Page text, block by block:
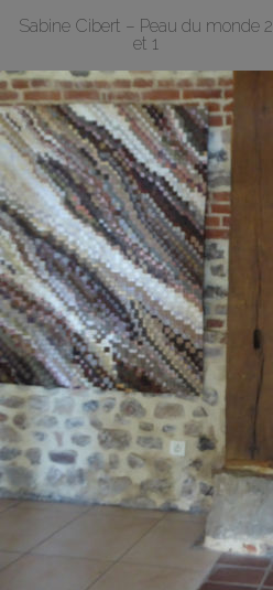
Sabine Cibert – Peau du monde 2
et 1